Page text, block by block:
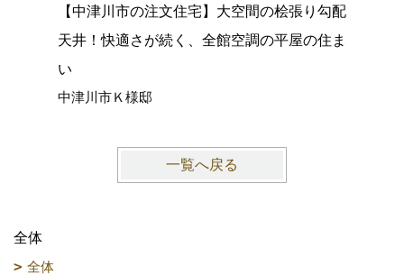
【中津川市の注文住宅】大空間の桧張り勾配
天井！快適さが続く、全館空調の平屋の住ま
い
中津川市Ｋ様邸
一覧へ戻る
全体
全体